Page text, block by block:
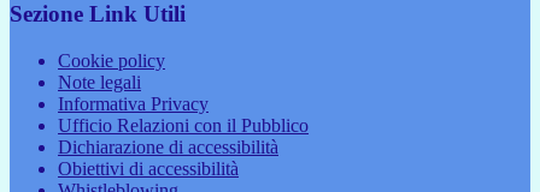
Sezione Link Utili
Cookie policy
Note legali
Informativa Privacy
Ufficio Relazioni con il Pubblico
Dichiarazione di accessibilità
Obiettivi di accessibilità